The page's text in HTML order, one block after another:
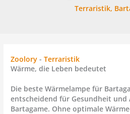
Terraristik,
Zoolory -Terraristik
Wärme, die Leben bedeutet
Die beste Wärmelampe für
entscheidend für Gesundheit
Bartagame. Ohne optimale